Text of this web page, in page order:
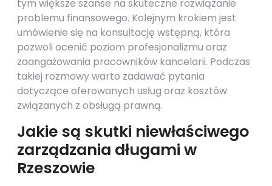
tym większe szanse na skuteczne rozwiązanie
problemu finansowego. Kolejnym krokiem jest
umówienie się na konsultację wstępną, która
pozwoli ocenić poziom profesjonalizmu oraz
zaangażowania pracowników kancelarii. Podczas
takiej rozmowy warto zadawać pytania
dotyczące oferowanych usług oraz kosztów
związanych z obsługą prawną.
Jakie są skutki niewłaściwego
zarządzania długami w
Rzeszowie